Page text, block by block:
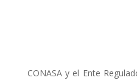
CONASA y el Ente